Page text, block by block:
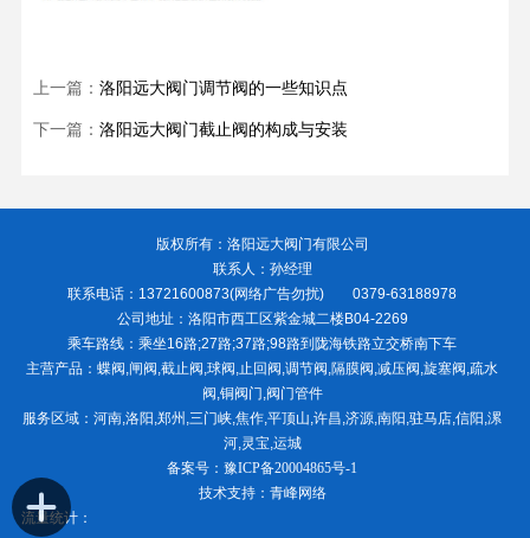
上一篇： 洛阳远大阀门调节阀的一些知识点
下一篇： 洛阳远大阀门截止阀的构成与安装
版权所有：洛阳远大阀门有限公司
联系人：孙经理
联系电话：13721600873(网络广告勿扰) 0379-63188978
公司地址：洛阳市西工区紫金城二楼B04-2269
乘车路线：乘坐16路;27路;37路;98路到陇海铁路立交桥南下车
主营产品：蝶阀,闸阀,截止阀,球阀,止回阀,调节阀,隔膜阀,减压阀,旋塞阀,疏水
阀,铜阀门,阀门管件
服务区域：河南,洛阳,郑州,三门峡,焦作,平顶山,许昌,济源,南阳,驻马店,信阳,漯
河,灵宝,运城
备案号：豫ICP备20004865号-1
技术支持：青峰网络
流量统计：